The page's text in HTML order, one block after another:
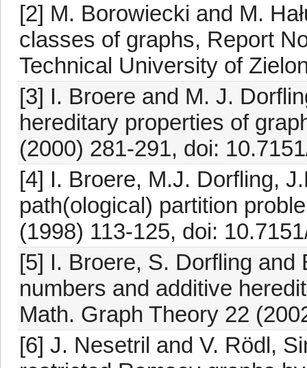
[2] M. Borowiecki and M.
classes of graphs, Report
Technical University of
[3] I. Broere and M. J.
hereditary properties of
(2000) 281-291, doi:
[4] I. Broere, M.J. Dorfling,
path(ological) partition
(1998) 113-125, doi:
[5] I. Broere, S. Dorfling
numbers and additive
Math. Graph Theory 22
[6] J. Nesetril and V. Rödl,